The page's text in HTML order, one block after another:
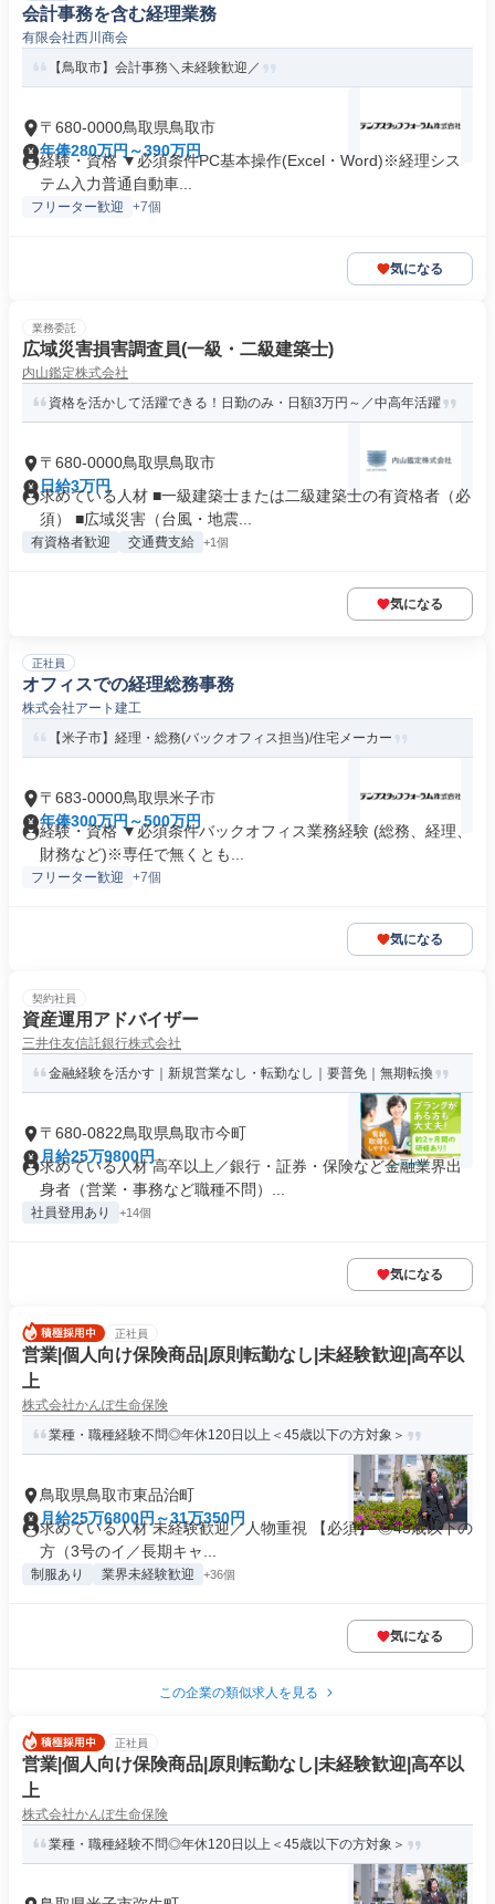
会計事務を含む経理業務
有限会社西川商会
【鳥取市】会計事務＼未経験歓迎／
〒680-0000鳥取県鳥取市
年俸280万円～390万円
経験・資格 ▼必須条件PC基本操作(Excel・Word)※経理シス
テム入力普通自動車...
フリーター歓迎 +7個
気になる
業務委託
広域災害損害調査員(一級・二級建築士)
内山鑑定株式会社
資格を活かして活躍できる！日勤のみ・日額3万円～／中高年活躍
〒680-0000鳥取県鳥取市
日給3万円
求めている人材 ■一級建築士または二級建築士の有資格者（必
須） ■広域災害（台風・地震...
有資格者歓迎 交通費支給 +1個
気になる
正社員
オフィスでの経理総務事務
株式会社アート建工
【米子市】経理・総務(バックオフィス担当)/住宅メーカー
〒683-0000鳥取県米子市
年俸300万円～500万円
経験・資格 ▼必須条件バックオフィス業務経験 (総務、経理、
財務など)※専任で無くとも...
フリーター歓迎 +7個
気になる
契約社員
資産運用アドバイザー
三井住友信託銀行株式会社
金融経験を活かす｜新規営業なし・転勤なし｜要普免｜無期転換
〒680-0822鳥取県鳥取市今町
月給25万9800円
求めている人材 高卒以上／銀行・証券・保険など金融業界出
身者（営業・事務など職種不問）...
社員登用あり +14個
気になる
正社員
営業|個人向け保険商品|原則転勤なし|未経験歓迎|高卒以
上
株式会社かんぽ生命保険
業種・職種経験不問◎年休120日以上＜45歳以下の方対象＞
鳥取県鳥取市東品治町
月給25万6800円～31万350円
求めている人材 未経験歓迎／人物重視 【必須】 ◎45歳以下の
方（3号のイ／長期キャ...
制服あり 業界未経験歓迎 +36個
気になる
この企業の類似求人を見る
正社員
営業|個人向け保険商品|原則転勤なし|未経験歓迎|高卒以
上
株式会社かんぽ生命保険
業種・職種経験不問◎年休120日以上＜45歳以下の方対象＞